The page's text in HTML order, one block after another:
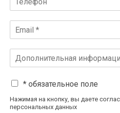
* обязательное поле
Нажимая на кнопку, вы даете
персональных данных